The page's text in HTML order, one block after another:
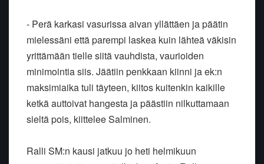
- Perä karkasi vasurissa aivan yllättäen ja päätin
mielessäni että parempi laskea kuin lähteä väkisin
yrittämään tielle siitä vauhdista, vaurioiden
minimointia siis. Jäätiin penkkaan kiinni ja ek:n
maksimiaika tuli täyteen, kiitos kuitenkin kaikille
ketkä auttoivat hangesta ja päästiin nilkuttamaan
sieltä pois, kiittelee Salminen.
Ralli SM:n kausi jatkuu jo heti helmikuun